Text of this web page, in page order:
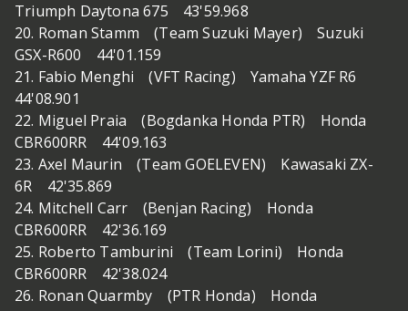
Triumph Daytona 675 43'59.968
20. Roman Stamm (Team Suzuki Mayer) Suzuki
GSX-R600 44'01.159
21. Fabio Menghi (VFT Racing) Yamaha YZF R6
44'08.901
22. Miguel Praia (Bogdanka Honda PTR) Honda
CBR600RR 44'09.163
23. Axel Maurin (Team GOELEVEN) Kawasaki ZX-
6R 42'35.869
24. Mitchell Carr (Benjan Racing) Honda
CBR600RR 42'36.169
25. Roberto Tamburini (Team Lorini) Honda
CBR600RR 42'38.024
26. Ronan Quarmby (PTR Honda) Honda